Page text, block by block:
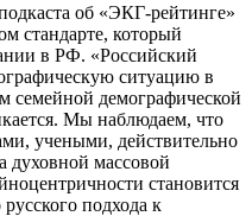
об «ЭКГ-рейтинге»
стандарте, который
в РФ. «Российский
ситуацию в
семейной демографической
Мы наблюдаем, что
учеными, действительно
духовной массовой
становится
подхода к